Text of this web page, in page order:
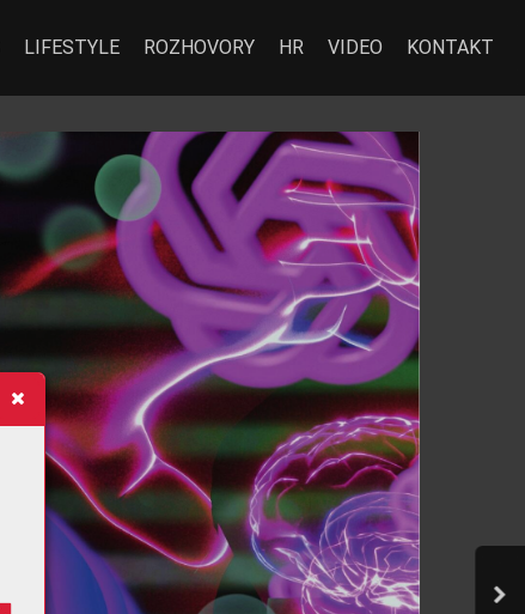
LIFESTYLE ROZHOVORY HR VIDEO KONTAKT